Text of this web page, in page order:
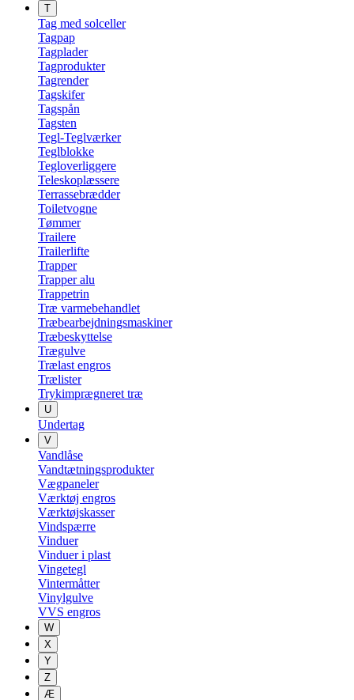
T
Tag med solceller
Tagpap
Tagplader
Tagprodukter
Tagrender
Tagskifer
Tagspån
Tagsten
Tegl-Teglværker
Teglblokke
Tegloverliggere
Teleskoplæssere
Terrassebrædder
Toiletvogne
Tømmer
Trailere
Trailerlifte
Trapper
Trapper alu
Trappetrin
Træ varmebehandlet
Træbearbejdningsmaskiner
Træbeskyttelse
Trægulve
Trælast engros
Trælister
Trykimprægneret træ
U
Undertag
V
Vandlåse
Vandtætningsprodukter
Vægpaneler
Værktøj engros
Værktøjskasser
Vindspærre
Vinduer
Vinduer i plast
Vingetegl
Vintermåtter
Vinylgulve
VVS engros
W
X
Y
Z
Æ